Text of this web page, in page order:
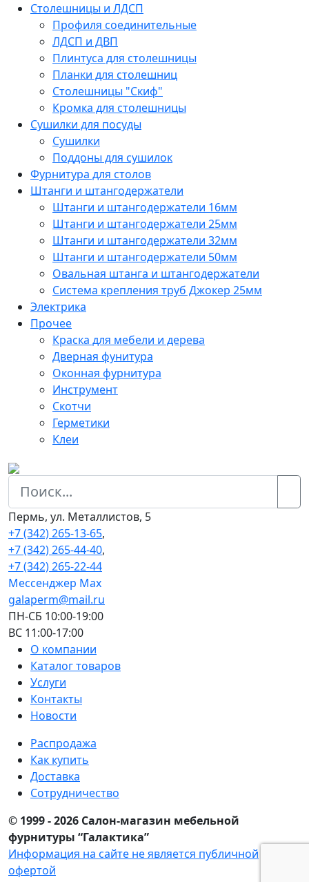
Столешницы и ЛДСП
Профиля соединительные
ЛДСП и ДВП
Плинтуса для столешницы
Планки для столешниц
Столешницы "Скиф"
Кромка для столешницы
Сушилки для посуды
Сушилки
Поддоны для сушилок
Фурнитура для столов
Штанги и штангодержатели
Штанги и штангодержатели 16мм
Штанги и штангодержатели 25мм
Штанги и штангодержатели 32мм
Штанги и штангодержатели 50мм
Овальная штанга и штангодержатели
Система крепления труб Джокер 25мм
Электрика
Прочее
Краска для мебели и дерева
Дверная фунитура
Оконная фурнитура
Инструмент
Скотчи
Герметики
Клеи
Пермь, ул. Металлистов, 5
+7 (342) 265-13-65,
+7 (342) 265-44-40,
+7 (342) 265-22-44
Мессенджер Мах
galaperm@mail.ru
ПН-СБ 10:00-19:00
ВС 11:00-17:00
О компании
Каталог товаров
Услуги
Контакты
Новости
Распродажа
Как купить
Доставка
Сотрудничество
© 1999 - 2026 Салон-магазин мебельной
фурнитуры “Галактика”
Информация на сайте не является публичной
офертой